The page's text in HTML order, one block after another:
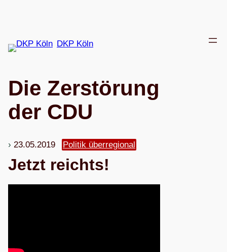
springen
DKP Köln
Die Zer­stö­rung
der CDU
23.05.2019 Politik überregional
Jetzt reichts!